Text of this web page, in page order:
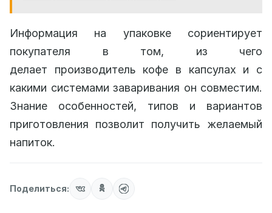
Информация на упаковке сориентирует
покупателя в том, из чего
делает производитель кофе в капсулах и с
какими системами заваривания он совместим.
Знание особенностей, типов и вариантов
приготовления позволит получить желаемый
напиток.
Поделиться: